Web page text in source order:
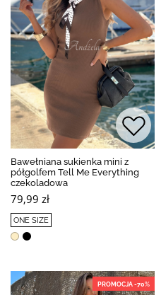
Bawełniana sukienka mini z
półgolfem Tell Me Everything
czekoladowa
79,99 zł
ONE SIZE
PROMOCJA -70%